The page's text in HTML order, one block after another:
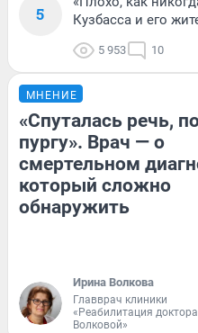
5
Кузбасса и его
5 953 10
МНЕНИЕ
«Спуталась речь,
пургу». Врач — о
смертельном
который сложно
обнаружить
Ирина Волкова
Главврач клиники
«Реабилитация доктора
Волковой»